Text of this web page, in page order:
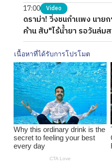
17:00 Video
ดราม่า! วิ่งชนกำแพง นาย
ค้าน สับ"ไร้น้ำยา รอวันล่ม